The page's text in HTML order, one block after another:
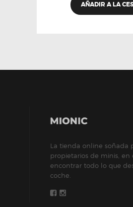
AÑADIR A LA
La tienda online soñada
propietarios de minis, en
encontrar todo lo que
coche.